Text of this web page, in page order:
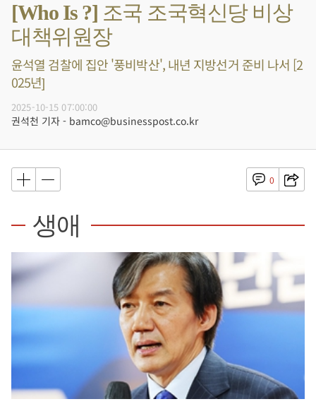
[Who Is ?] 조국 조국혁신당 비상
대책위원장
윤석열 검찰에 집안 '풍비박산', 내년 지방선거 준비 나서 [2
025년]
2025-10-15 07:00:00
권석천 기자 - bamco@businesspost.co.kr
0
생애